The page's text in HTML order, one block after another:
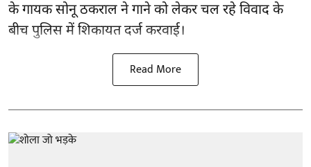
के गायक सोनू ठकराल ने गाने को लेकर चल रहे विवाद के
बीच पुलिस में शिकायत दर्ज करवाई।
Read More